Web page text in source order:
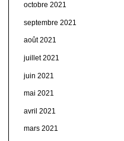
octobre 2021
septembre 2021
août 2021
juillet 2021
juin 2021
mai 2021
avril 2021
mars 2021